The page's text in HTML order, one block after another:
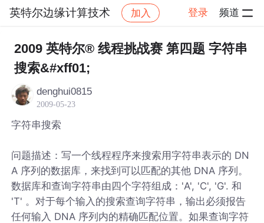
英特尔边缘计算技术 加入 登录 频道
社区 英特尔边缘计算技术 帖子详情
2009 英特尔® 线程挑战赛 第四题 字符串
搜索&#xff01;
denghui0815
2009-05-23
字符串搜索
问题描述：写一个线程程序来搜索用字符串表示的 DN
A 序列的数据库，来找到可以匹配的其他 DNA 序列。
数据库和查询字符串由四个字符组成：'A', 'C', 'G'. 和
'T' 。对于每个输入的搜索查询字符串，输出必须报告
任何输入 DNA 序列内的精确匹配位置。如果查询字符